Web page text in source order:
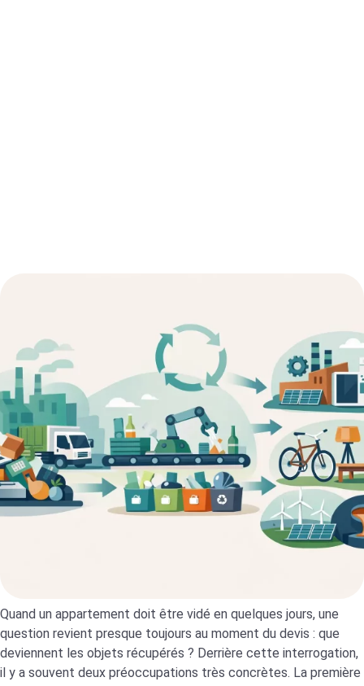
Quand un appartement doit être vidé en quelques jours, une
question revient presque toujours au moment du devis : que
deviennent les objets récupérés ? Derrière cette interrogation,
il y a souvent deux préoccupations très concrètes. La première